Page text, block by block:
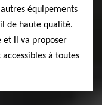
équipements
de haute qualité.
et il va proposer
à toutes